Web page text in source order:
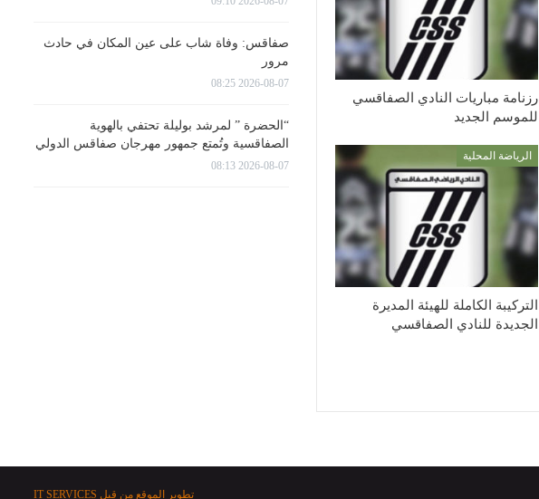
رزنامة مباريات النادي الصفاقسي
للموسم الجديد
الرياضة المحلية
التركيبة الكاملة للهيئة المديرة
الجديدة للنادي الصفاقسي
صفاقس: وفاة شاب على عين المكان في حادث
مرور
2026-08-07 08:25
“الحضرة ” لمرشد بوليلة تحتفي بالهوية
الصفاقسية وتُمتع جمهور مهرجان صفاقس الدولي
2026-08-07 08:13
تطوير الموقع من قبل IT SERVICES